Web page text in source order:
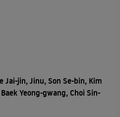
Jai-jin, Jinu, Son Se-bin, Kim
Yeong-gwang, Choi Sin-